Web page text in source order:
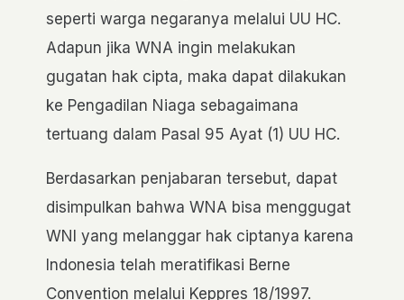
seperti warga negaranya melalui UU HC.
Adapun jika WNA ingin melakukan
gugatan hak cipta, maka dapat dilakukan
ke Pengadilan Niaga sebagaimana
tertuang dalam Pasal 95 Ayat (1) UU HC.
Berdasarkan penjabaran tersebut, dapat
disimpulkan bahwa WNA bisa menggugat
WNI yang melanggar hak ciptanya karena
Indonesia telah meratifikasi Berne
Convention melalui Keppres 18/1997.